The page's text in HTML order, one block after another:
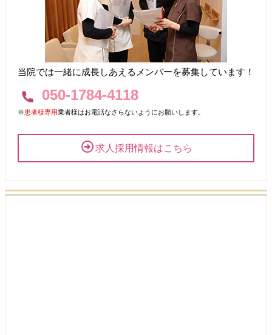
当院では一緒に成長しあえるメンバーを募集しています！
050-1784-4118
※患者様専用業者様はお電話なさらないようにお願いします。
求人採用情報はこちら